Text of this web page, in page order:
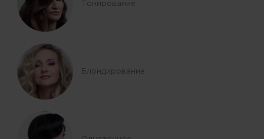
Тонирование
Блондирование